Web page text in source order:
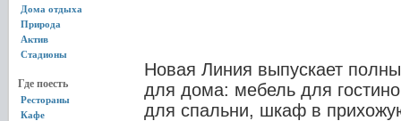
Дома отдыха
Природа
Актив
Стадионы
Где поесть
Рестораны
Кафе
Новая Линия выпускает
для дома: мебель для
для спальни, шкаф в